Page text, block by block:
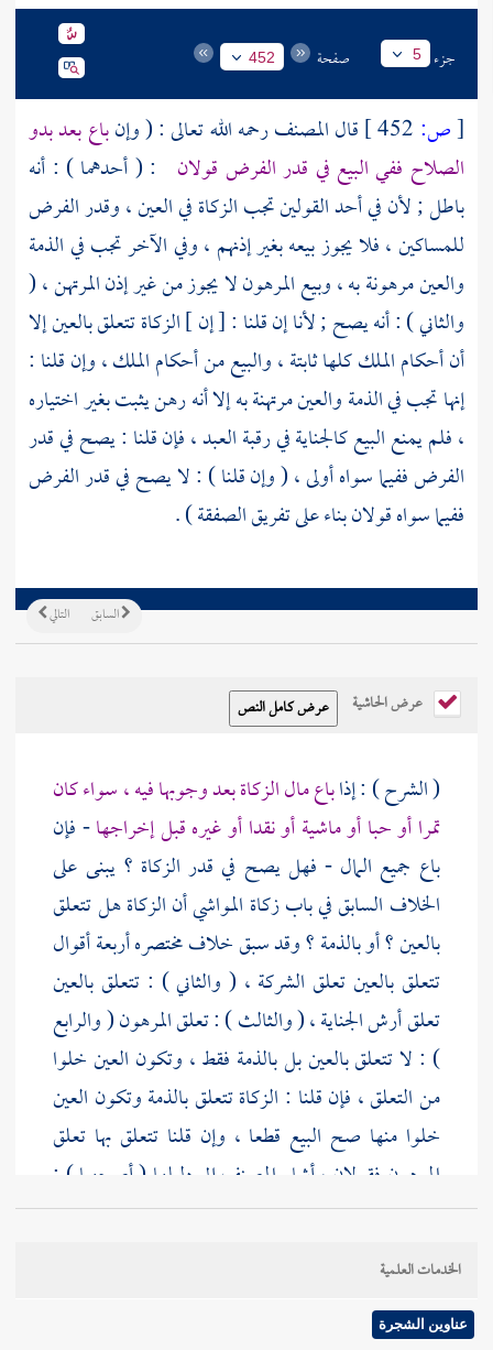
جزء 5 صفحة 452
[ص: قالالمصنفرحمه الله تعالى : ( وإنباع بعد بدو
الصلاح ففي البيع في قدر الفرض قولان : ( أحدهما ) : أنه
باطل ; لأن في أحد القولين تجب الزكاة في العين ، وقدر الفرض
للمساكين ، فلا يجوز بيعه بغير إذنهم ، وفي الآخر تجب في الذمة
والعين مرهونة به ، وبيع المرهون لا يجوز من غير إذن المرتهن ، (
والثاني ) : أنه يصح ; لأنا إن قلنا : [ إن ] الزكاة تتعلق بالعين إلا
أن أحكام الملك كلها ثابتة ، والبيع من أحكام الملك ، وإن قلنا :
إنها تجب في الذمة والعين مرتهنة به إلا أنه رهن يثبت بغير اختياره
، فلم يمنع البيع كالجناية في رقبة العبد ، فإن قلنا : يصح في قدر
الفرض ففيما سواه أولى ، ( وإن قلنا ) : لا يصح في قدر الفرض
ففيما سواه قولان بناء على تفريق الصفقة ) .
التالي السابق
عرض الحاشية
( الشرح ) : إذاباع مال الزكاة بعد وجوبها فيه ، سواء كان
تمرا أو حبا أو ماشية أو نقدا أو غيره قبل إخراجها- فإن
باع جميع المال - فهل يصح في قدر الزكاة ؟ يبنى على
الخلاف السابق في باب زكاة المواشي أن الزكاة هل تتعلق
بالعين ؟ أو بالذمة ؟ وقد سبق خلاف مختصره أربعة أقوال
تتعلق بالعين تعلق الشركة ، ( والثاني ) : تتعلق بالعين
تعلق أرش الجناية ، ( والثالث ) : تعلق المرهون ( والرابع
) : لا تتعلق بالعين بل بالذمة فقط ، وتكون العين خلوا
من التعلق ، فإن قلنا : الزكاة تتعلق بالذمة وتكون العين
خلوا منها صح البيع قطعا ، وإن قلنا تتعلق بها تعلق
المرهون فقولان ، أشار المصنفإلى دليلها ( أصحهما ) :
عند العراقيين وغيرهم الصحة أيضا ; لأن هذه العلاقة
ثبتت بغير اختيار المالك وليست لمعين فسومح بها بما لا
يسامح به في المرهون . وإن قلنا : تعلق الشركة فطريقان :
( أحدهما ) : القطع بالبطلان ; لأنه باع ما لا يملكه ، (
الخدمات العلمية
عناوين الشجرة